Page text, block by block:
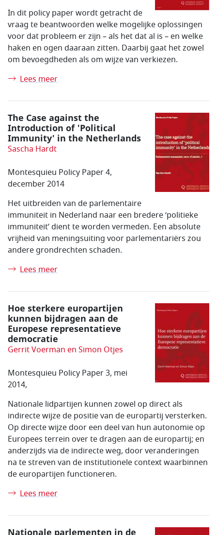
In dit policy paper wordt getracht de
vraag te beantwoorden welke mogelijke oplossingen
voor dat probleem er zijn – als het dat al is – en welke
haken en ogen daaraan zitten. Daarbij gaat het zowel
om bevoegdheden als om wijze van verkiezen.
Lees meer
The Case against the
Introduction of 'Political
Immunity' in the Netherlands
Sascha Hardt
Montesquieu Policy Paper 4,
december 2014
Het uitbreiden van de parlementaire
immuniteit in Nederland naar een bredere ‘politieke
immuniteit’ dient te worden vermeden. Een absolute
vrijheid van meningsuiting voor parlementariërs zou
andere grondrechten schaden.
Lees meer
Hoe sterkere europartijen
kunnen bijdragen aan de
Europese representatieve
democratie
Gerrit Voerman en Simon Otjes
Montesquieu Policy Paper 3, mei
2014,
Nationale lidpartijen kunnen zowel op direct als
indirecte wijze de positie van de europartij versterken.
Op directe wijze door een deel van hun autonomie op
Europees terrein over te dragen aan de europartij; en
anderzijds via de indirecte weg, door veranderingen
na te streven van de institutionele context waarbinnen
de europartijen functioneren.
Lees meer
Nationale parlementen in de